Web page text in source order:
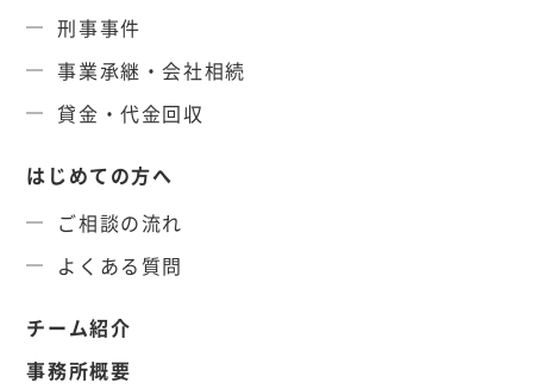
刑事事件
事業承継・会社相続
貸金・代金回収
はじめての方へ
ご相談の流れ
よくある質問
チーム紹介
事務所概要